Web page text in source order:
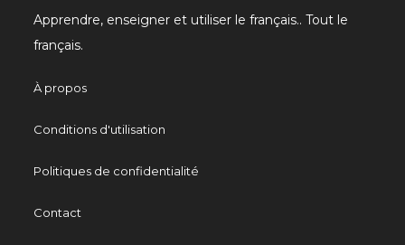
Apprendre, enseigner et utiliser le français.. Tout le
français.
À propos
Conditions d'utilisation
Politiques de confidentialité
Contact